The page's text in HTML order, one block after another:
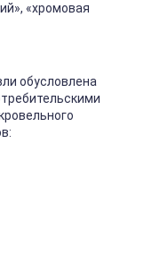
«хромовая
обусловлена